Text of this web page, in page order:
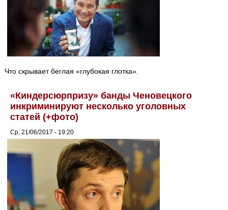
Что скрывает беглая «глубокая глотка».
«Киндерсюрпризу» банды Ченовецкого
инкриминируют несколько уголовных
статей (+фото)
Ср, 21/06/2017 - 19:20